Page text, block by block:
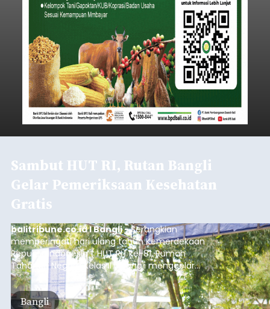
Sambut HUT RI, Rutan Bangli
Gelar Pemeriksaan Kesehatan
Gratis
balitribune.co.id I Bangli -Serangkian
memperingati hari ulang tahun Kemerdekaan
Republik Indonesia ( HUT RI) ke-81, Rumah
Tahanan Negara Kelas II B Bangli menggelar
kegiatan pemeriksaan kesehatan gratis, Rabu
(6/8/2026).
Bangli